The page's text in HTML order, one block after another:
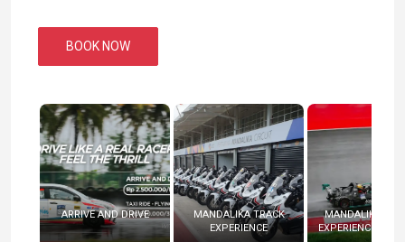
BOOK NOW
ARRIVE AND DRIVE
MANDALIKA TRACK
EXPERIENCE
MANDALIKA
EXPERIENCE